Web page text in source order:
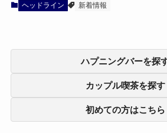
ヘッドライン 新着情報
ハプニングバーを探
カップル喫茶を探す
初めての方はこちら